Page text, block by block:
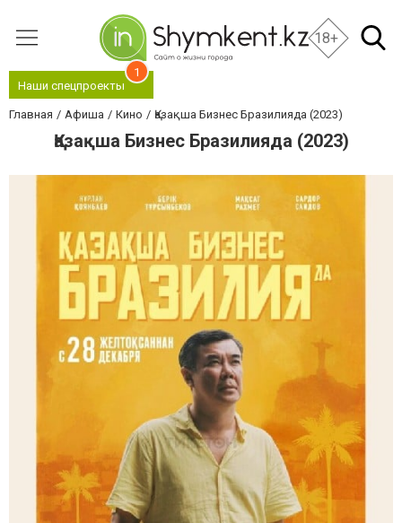
18+
Наши спецпроекты
1
Главная Афиша Кино Қазақша Бизнес Бразилияда (2023)
Қазақша Бизнес Бразилияда (2023)